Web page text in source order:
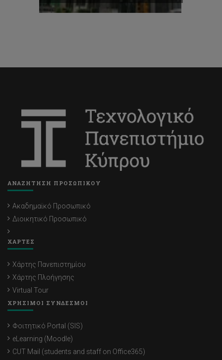
ΑΝΑΖΗΤΗΣΗ ΠΡΟΣΩΠΙΚΟΥ
Ακαδημαϊκό Προσωπικό
Διοικητικό Προσωπικό
ΧΑΡΤΕΣ
Χάρτης Πανεπιστημίου
Χάρτης Πλοήγησης
Virtual Tour
ΧΡΗΣΙΜΟΙ ΣΥΝΔΕΣΜΟΙ
Φοιτητικό Portal (SIS)
eLearning (Moodle)
CUT Mail (students and staff on Office365)